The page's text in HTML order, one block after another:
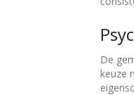
De
keuze